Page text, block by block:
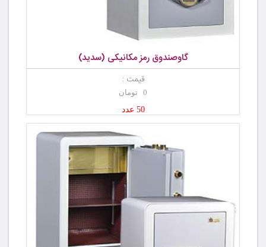
گاوصندوق رمز مکانیکی (سدید)
قیمت :
0 تومان
50 عدد